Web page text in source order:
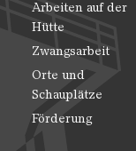
Arbeiten auf der
Hütte
Zwangsarbeit
Orte und
Schauplätze
Förderung